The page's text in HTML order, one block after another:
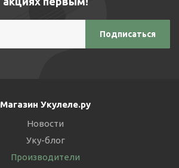
Магазин Укулеле.ру
Новости
Уку-блог
Производители